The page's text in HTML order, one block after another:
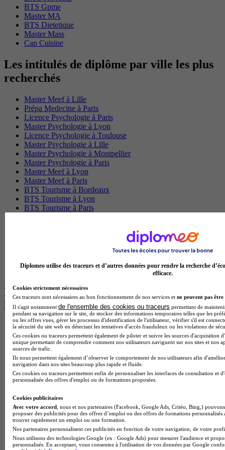
BTS Gpme
Master MA
BTS Dietetique
Master Mass
Cap Cuisine
Les intitulés de diplôme par ville les plus
recherchés
Master Meef à Lille
Prépa Medecine à Paris
Licence Psychologie à Paris
Master Psychologie à Lyon
Licence Psychologie à Toulouse
Master Psychologie à Lille
Master Psychologie à Montpellier
Master Psychologie à Paris
Master Meef à Lyon
Master Meef à Paris
BTS Tourisme à Bordeaux
BTS Tourisme à Lyon
BTS Tourisme à Paris
BTS Communication à Bordeaux
Master Psychologie à Angers
BTS Communication à Lyon
BTS Ndrc à Lyon
Les intitulés de diplôme par alternance
les plus recherchés
BTS Esf en alternance
BTS Dietetique en alternance
BTS Mco en alternance
BTS Pi en alternance
BTS Sp3s en alternance
Master CCA en alternance
BTS Ndrc en alternance
Cap Fleuriste en alternance
BTS Sio en alternance
MSc Marketing Digital en alternance
BTS Gpme en alternance
Cap Electricien en alternance
BTS Gpn en alternance
Diplomeo utilise des traceurs et d’autres données pour rendre la recherche
efficace.
Cookies strictement nécessaires
Ces traceurs sont nécessaires au bon fonctionnement de nos services et ne peuvent pas être
Il s'agit notamment de l'ensemble des cookies ou traceurs permettant de
pendant sa navigation sur le site, de stocker des informations temporaires telles que les
ou les offres vues, gérer les processus d'identification de l'utilisateur, vérifier s'il est
la sécurité du site web en détectant les tentatives d'accès frauduleux ou les violations de
Ces cookies ou traceurs permettent également de piloter et suivre les sources d'acquisition
unique permettant de comprendre comment nos utilisateurs naviguent sur nos sites et nos
sources de trafic.
Ils nous permettent également d’observer le comportement de nos utilisateurs afin
navigation dans nos sites beaucoup plus rapide et fluide.
Ces cookies ou traceurs permettent enfin de personnaliser les interfaces de consultation et
personnalisée des offres d'emploi ou de formations proposées.
Cookies publicitaires
Avec votre accord , nous et nos partenaires (Facebook, Google Ads, Critéo, Bing,)
proposer des publicités pour des offres d’emploi ou des offres de formations
trouver rapidement un emploi ou une formation.
Nos partenaires personnalisent ces publicités en fonction de votre navigation, de votre
Nous utilisons des technologies Google (ex : Google Ads) pour mesurer l'audience et
personnalisés. En acceptant, vous consentez à l'utilisation de vos données par Google